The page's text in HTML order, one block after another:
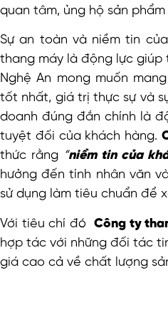
quan tâm, ủng hộ sản
Sự an toàn và niềm tin
thang máy là động lực giúp
Nghệ An mong muốn
tốt nhất, giá trị thực sự và
doanh đúng đắn chính là
tuyệt đối của khách hàng.
thức rằng “niềm tin của
hưởng đến tính nhân văn
sử dụng làm tiêu chuẩn để
Với tiêu chí đóCông ty
hợp tác với những đối tác
giá cao cả về chất lượng